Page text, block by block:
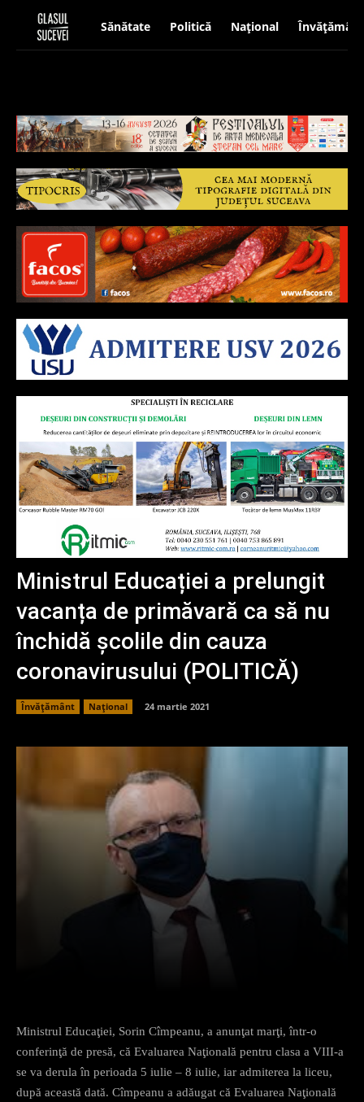
Sănătate Politică Național Învățământ
Ministrul Educației a prelungit
vacanța de primăvară ca să nu
închidă școlile din cauza
coronavirusului (POLITICĂ)
Învățământ Național 24 martie 2021
Ministrul Educaţiei, Sorin Cîmpeanu, a anunţat marţi, într-o
conferinţă de presă, că Evaluarea Naţională pentru clasa a VIII-a
se va derula în perioada 5 iulie – 8 iulie, iar admiterea la liceu,
după această dată. Cîmpeanu a adăugat că Evaluarea Naţională